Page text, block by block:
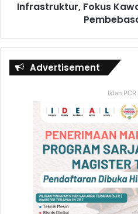
Infrastruktur, Fokus
Advertisement
Iklan